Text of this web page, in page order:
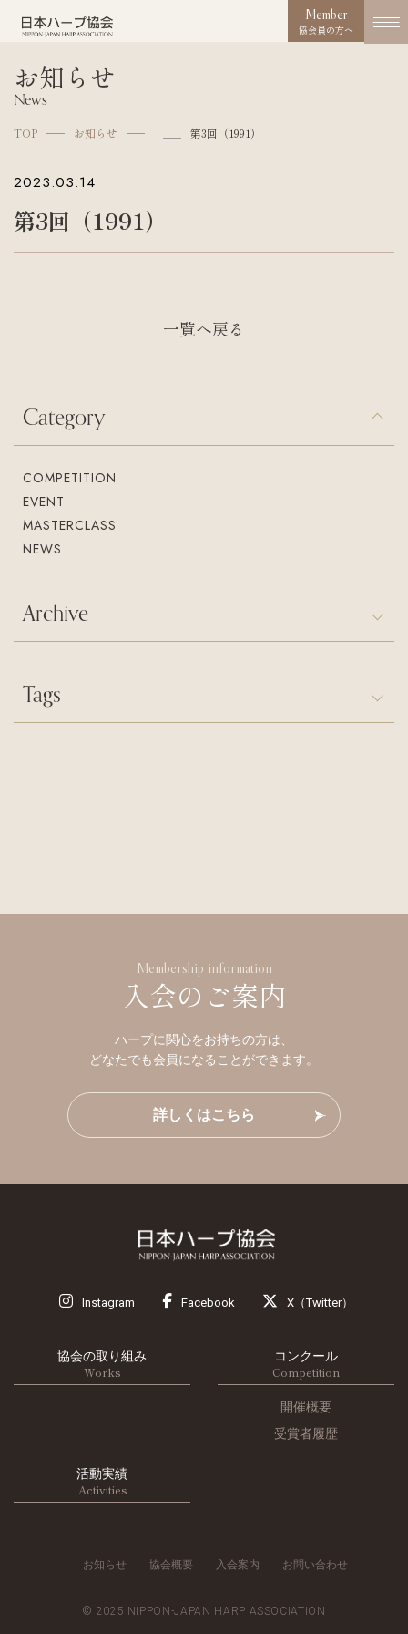
入会案内
お問い合わせ
Competition
お知らせ
Member
協会員の方へ
お知らせ
News
TOP お知らせ 第3回（1991）
2023.03.14
第3回（1991）
一覧へ戻る
Category
COMPETITION
EVENT
MASTERCLASS
NEWS
Archive
Tags
Membership information
入会のご案内
ハープに関心をお持ちの方は、
どなたでも会員になることができます。
詳しくはこちら
Instagram Facebook X（Twitter）
協会の取り組み
Works
コンクール
Competition
開催概要
受賞者履歴
活動実績
Activities
お知らせ 協会概要 入会案内 お問い合わせ
© 2025 NIPPON-JAPAN HARP ASSOCIATION